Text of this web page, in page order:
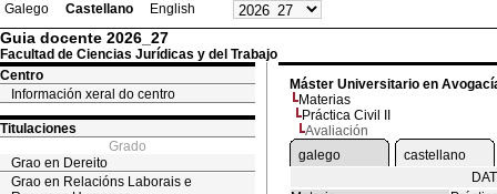
Galego Castellano English
Guia docente 2026_27
Facultad de Ciencias Jurídicas y del Trabajo
Centro
Información xeral do centro
Titulaciones
Grado
Grao en Dereito
Grao en Relacións Laborais e
Máster Universitario en
Materias
Práctica Civil II
Avaliación
galego
castellano